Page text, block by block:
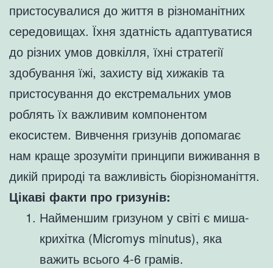
пристосувалися до життя в різноманітних
середовищах. Їхня здатність адаптуватися
до різних умов довкілля, їхні стратегії
здобування їжі, захисту від хижаків та
пристосування до екстремальних умов
роблять їх важливим компонентом
екосистем. Вивчення гризунів допомагає
нам краще зрозуміти принципи виживання в
дикій природі та важливість біорізноманіття.
Цікаві факти про гризунів:
Найменшим гризуном у світі є миша-
крихітка (Micromys minutus), яка
важить всього 4-6 грамів.